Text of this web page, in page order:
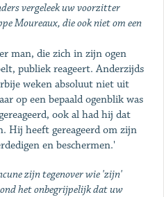
vergeleek uw voorzitter
Moureaux, die ook niet om een
man, die zich in zijn ogen
publiek reageert. Anderzijds
weken absoluut niet uit
op een bepaald ogenblik was
ook al had hij dat
Hij heeft gereageerd om zijn
en beschermen.'
zijn tegenover wie 'zijn'
het onbegrijpelijk dat uw